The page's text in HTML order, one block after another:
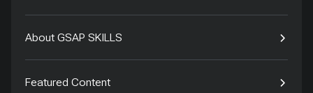
About GSAP SKILLS
Featured Content